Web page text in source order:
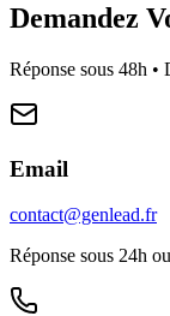
Demandez
Réponse sous 48h •
Email
contact@genlead.fr
Réponse sous 24h